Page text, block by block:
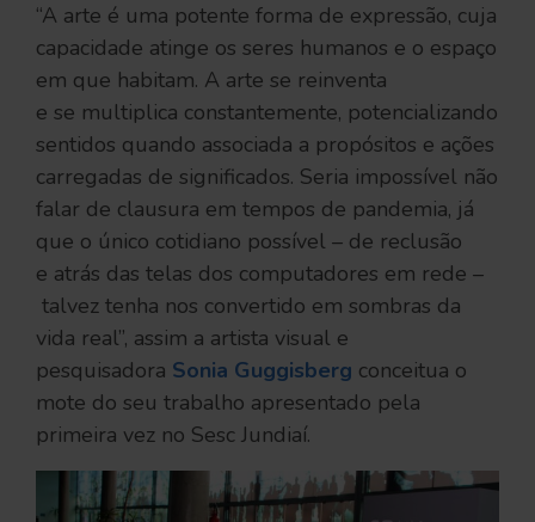
“A arte é uma potente forma de expressão, cuja
capacidade atinge os seres humanos e o espaço
em que habitam. A arte se reinventa
e se multiplica constantemente, potencializando
sentidos quando associada a propósitos e ações
carregadas de significados. Seria impossível não
falar de clausura em tempos de pandemia, já
que o único cotidiano possível – de reclusão
e atrás das telas dos computadores em rede –
talvez tenha nos convertido em sombras da
vida real”, assim a artista visual e
pesquisadora Sonia Guggisberg conceitua o
mote do seu trabalho apresentado pela
primeira vez no Sesc Jundiaí.